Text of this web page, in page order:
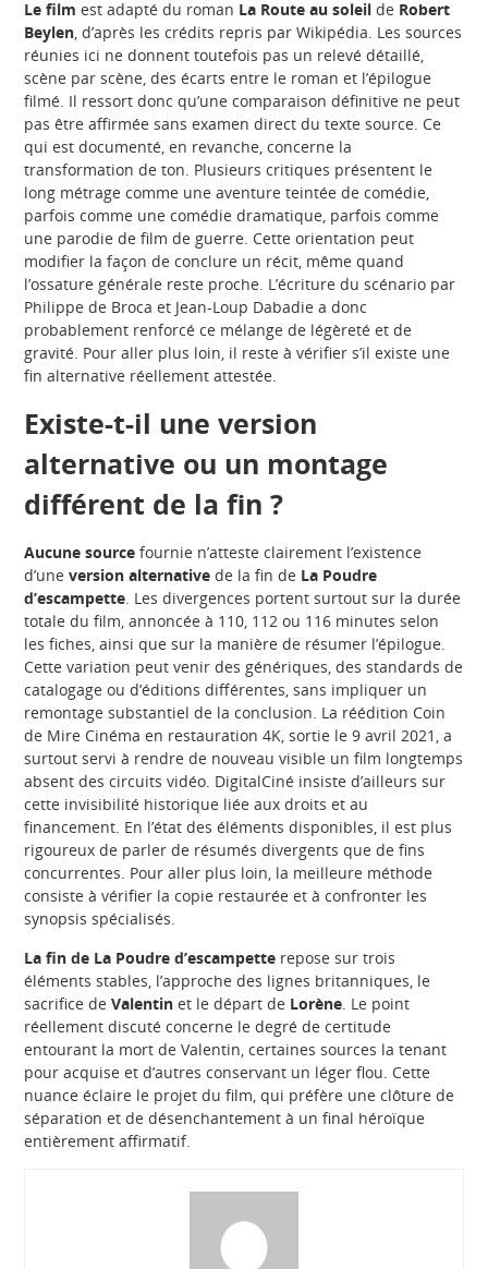
Le film est adapté du roman La Route au soleil de Robert
Beylen, d’après les crédits repris par Wikipédia. Les sources
réunies ici ne donnent toutefois pas un relevé détaillé,
scène par scène, des écarts entre le roman et l’épilogue
filmé. Il ressort donc qu’une comparaison définitive ne peut
pas être affirmée sans examen direct du texte source. Ce
qui est documenté, en revanche, concerne la
transformation de ton. Plusieurs critiques présentent le
long métrage comme une aventure teintée de comédie,
parfois comme une comédie dramatique, parfois comme
une parodie de film de guerre. Cette orientation peut
modifier la façon de conclure un récit, même quand
l’ossature générale reste proche. L’écriture du scénario par
Philippe de Broca et Jean-Loup Dabadie a donc
probablement renforcé ce mélange de légèreté et de
gravité. Pour aller plus loin, il reste à vérifier s’il existe une
fin alternative réellement attestée.
Existe-t-il une version
alternative ou un montage
différent de la fin ?
Aucune source fournie n’atteste clairement l’existence
d’uneversion alternative de la fin de La Poudre
d’escampette. Les divergences portent surtout sur la durée
totale du film, annoncée à 110, 112 ou 116 minutes selon
les fiches, ainsi que sur la manière de résumer l’épilogue.
Cette variation peut venir des génériques, des standards de
catalogage ou d’éditions différentes, sans impliquer un
remontage substantiel de la conclusion. La réédition Coin
de Mire Cinéma en restauration 4K, sortie le 9 avril 2021, a
surtout servi à rendre de nouveau visible un film longtemps
absent des circuits vidéo. DigitalCiné insiste d’ailleurs sur
cette invisibilité historique liée aux droits et au
financement. En l’état des éléments disponibles, il est plus
rigoureux de parler de résumés divergents que de fins
concurrentes. Pour aller plus loin, la meilleure méthode
consiste à vérifier la copie restaurée et à confronter les
synopsis spécialisés.
La fin de La Poudre d’escampette repose sur trois
éléments stables, l’approche des lignes britanniques, le
sacrifice deValentin et le départ de Lorène. Le point
réellement discuté concerne le degré de certitude
entourant la mort de Valentin, certaines sources la tenant
pour acquise et d’autres conservant un léger flou. Cette
nuance éclaire le projet du film, qui préfère une clôture de
séparation et de désenchantement à un final héroïque
entièrement affirmatif.